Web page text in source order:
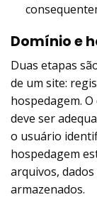
Domínio e
Duas etapas
de um site:
hospedagem.
deve ser
o usuário
hospedagem
arquivos,
armazenados.